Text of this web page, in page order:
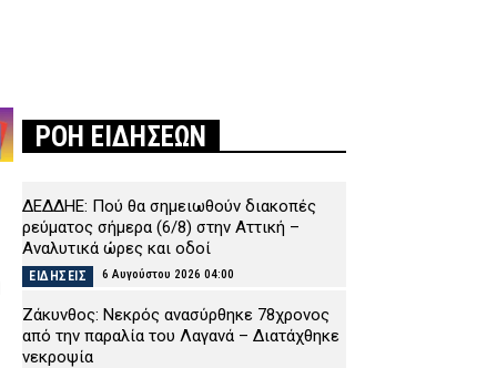
ΡΟΗ ΕΙΔΗΣΕΩΝ
ΔΕΔΔΗΕ: Πού θα σημειωθούν διακοπές
ρεύματος σήμερα (6/8) στην Αττική –
Αναλυτικά ώρες και οδοί
ΕΙΔΗΣΕΙΣ 6 Αυγούστου 2026 04:00
Ζάκυνθος: Νεκρός ανασύρθηκε 78χρονος
από την παραλία του Λαγανά – Διατάχθηκε
νεκροψία